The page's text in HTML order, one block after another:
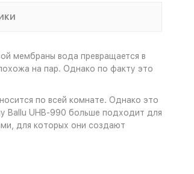
мембраны вода превращается в
на пар. Однако по факту это
по всей комнате. Однако это
Ballu UHB-990 больше подходит для
для которых они создают